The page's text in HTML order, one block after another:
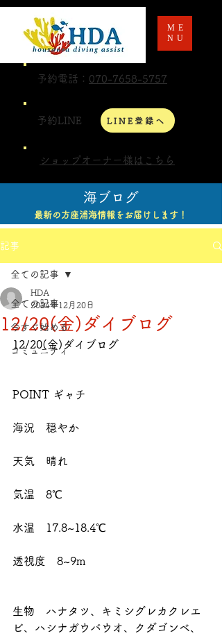
予約電話： 070-7658-5757
予約LINE LINE登録へ
ショップオーナー様はこちら
ME
NU
海ブログ
最新の方座浦海情報をお届けします！
記事
全ての記事
今すぐ始める
コミュニティ
全ての記事
12/20(金)ダイブログ
HDA
2024年12月20日
12/20(金)ダイブログ
POINT ギャチ
海況　穏やか
天気　晴れ
気温　8℃
水温　17.8~18.4℃
透視度　8~9m
生物　ハナタツ、キミシグレカクレエ
ビ、ハシナガウバウオ、クダゴンベ、